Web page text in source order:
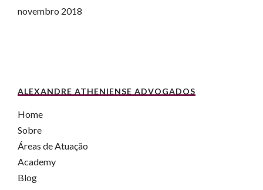
novembro 2018
ALEXANDRE ATHENIENSE ADVOGADOS
Home
Sobre
Áreas de Atuação
Academy
Blog